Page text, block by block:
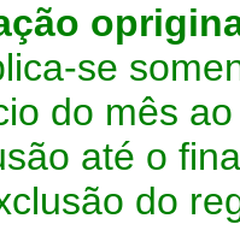
se
do mês
até o
do